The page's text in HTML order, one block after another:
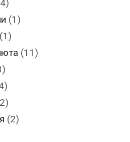
(1)
(1)
(11)
(2)